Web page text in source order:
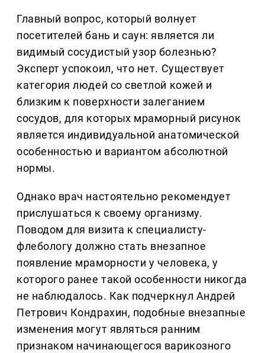
Главный вопрос, который волнует
посетителей бань и саун: является ли
видимый сосудистый узор болезнью?
Эксперт успокоил, что нет. Существует
категория людей со светлой кожей и
близким к поверхности залеганием
сосудов, для которых мраморный рисунок
является индивидуальной анатомической
особенностью и вариантом абсолютной
нормы.
Однако врач настоятельно рекомендует
прислушаться к своему организму.
Поводом для визита к специалисту-
флебологу должно стать внезапное
появление мраморности у человека, у
которого ранее такой особенности никогда
не наблюдалось. Как подчеркнул Андрей
Петрович Кондрахин, подобные внезапные
изменения могут являться ранним
признаком начинающегося варикозного